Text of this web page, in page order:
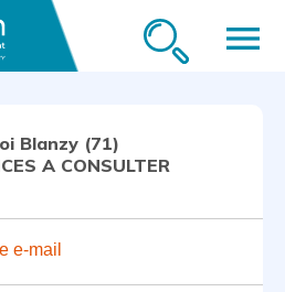
menu
Blanzy (71)
A CONSULTER
e-mail